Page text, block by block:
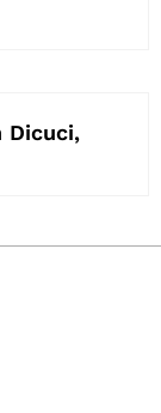
Dicuci,